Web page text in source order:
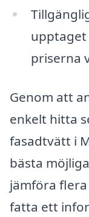
upptaget
priserna
Genom att
enkelt hitta
fasadtvätt i
bästa
jämföra
fatta ett